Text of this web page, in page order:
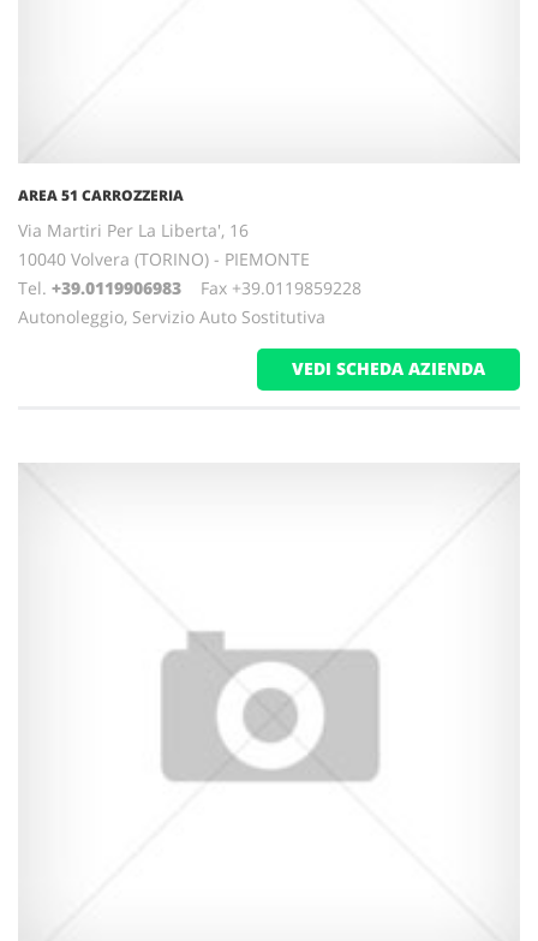
AREA 51 CARROZZERIA
Via Martiri Per La Liberta', 16
10040 Volvera (TORINO) - PIEMONTE
Tel. +39.0119906983 Fax +39.0119859228
Autonoleggio, Servizio Auto Sostitutiva
VEDI SCHEDA AZIENDA